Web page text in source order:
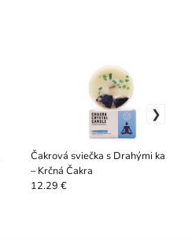
Čakrová sviečka s Drahými
– Krčná Čakra
12.29 €